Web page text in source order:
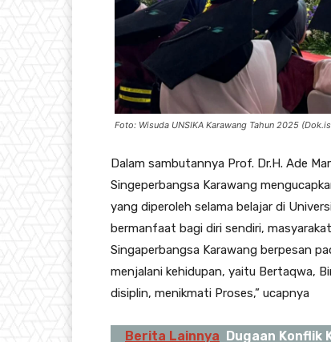
Foto: Wisuda UNSIKA Karawang Tahun 2025
Dalam sambutannya Prof. Dr.H. Ade
Singeperbangsa Karawang
yang diperoleh selama belajar di
bermanfaat bagi diri sendiri,
Singaperbangsa Karawang berpesan
menjalani kehidupan, yaitu Bertaqwa,
disiplin, menikmati Proses,” ucapnya
Berita Lainnya Dugaan Konflik